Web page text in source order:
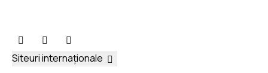
Siteuri internaționale